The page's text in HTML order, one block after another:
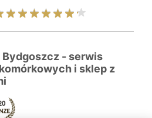
Bydgoszcz - serwis
i sklep z